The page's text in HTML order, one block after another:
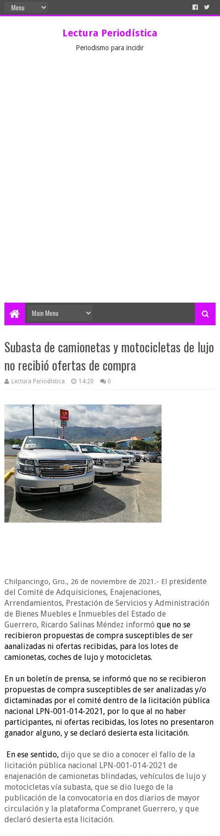
Lectura Periodística
Periodismo para incidir
Subasta de camionetas y motocicletas de lujo
no recibió ofertas de compra
Lectura Periodística 14:20 0
Chilpancingo, Gro., 26 de noviembre de 2021.- El presidente
del Comité de Adquisiciones, Enajenaciones,
Arrendamientos, Prestación de Servicios y Administración
de Bienes Muebles e Inmuebles del Estado de
Guerrero, Ricardo Salinas Méndez informó que no se
recibieron propuestas de compra susceptibles de ser
aanalizadas ni ofertas recibidas, para los lotes de
camionetas, coches de lujo y motocicletas.
En un boletín de prensa, se informó queno se recibieron
propuestas de compra susceptibles de ser analizadas y/o
dictaminadas por el comité dentro de la licitación pública
nacional LPN-001-014-2021, por lo que al no haber
participantes, ni ofertas recibidas, los lotes no presentaron
ganador alguno, y se declaró desierta esta licitación.
En ese sentido, dijo que se dio a conocer el fallo de la
licitación pública nacional LPN-001-014-2021 de
enajenación de camionetas blindadas, vehículos de lujo y
motocicletas vía subasta, que se dio luego de la
publicación de la convocatoria en dos diarios de mayor
circulación y la plataforma Compranet Guerrero, y que
declaró desierta esta licitación.